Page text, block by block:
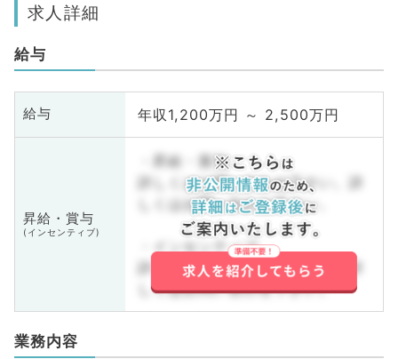
求人詳細
給与
給与 年収1,200万円 ～ 2,500万円
昇給・賞与
(インセンティブ)
・昇給・賞与
詳しくはお問い合わせ下さい。詳
しくはお問い合わせ下さい。
・インセンティブ
詳しくはお問い合わせ下さい。詳
しくはお問い合わせ下さい。
業務内容